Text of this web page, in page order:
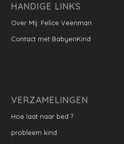
HANDIGE LINKS
Over Mij: Felice Veenman
Contact met BabyenKind
VERZAMELINGEN
Hoe laat naar bed ?
probleem kind